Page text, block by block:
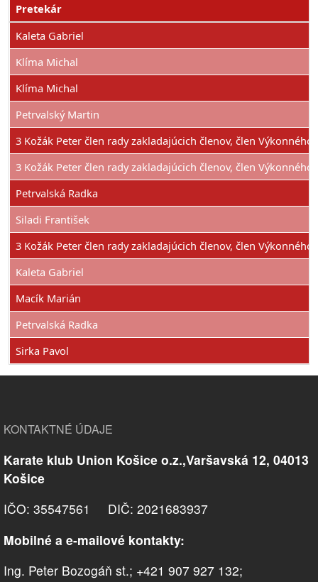
Pretekár
Kaleta Gabriel
Klíma Michal
Klíma Michal
Petrvalský Martin
3 Kožák Peter člen rady zakladajúcich členov, člen
3 Kožák Peter člen rady zakladajúcich členov, člen
Petrvalská Radka
Siladi František
3 Kožák Peter člen rady zakladajúcich členov, člen
Kaleta Gabriel
Macík Marián
Petrvalská Radka
Sirka Pavol
KONTAKTNÉ ÚDAJE
Karate klub Union Košice o.z.,Varšavská 12, 04013
Košice
IČO: 35547561 DIČ: 2021683937
Mobilné a e-mailové kontakty:
Ing. Peter Bozogáň st.; +421 907 927 132;